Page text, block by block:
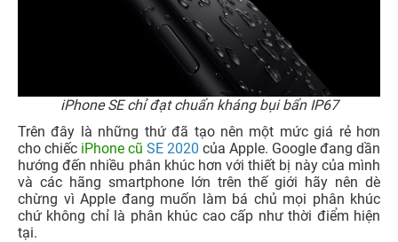
iPhone SE chỉ đạt chuẩn kháng bụi bẩn IP67
Trên đây là những thứ đã tạo nên một mức giá rẻ hơn
cho chiếc iPhone cũ SE 2020 của Apple. Google đang dần
hướng đến nhiều phân khúc hơn với thiết bị này của mình
và các hãng smartphone lớn trên thế giới hãy nên dè
chừng vì Apple đang muốn làm bá chủ mọi phân khúc
chứ không chỉ là phân khúc cao cấp như thời điểm hiện
tại.